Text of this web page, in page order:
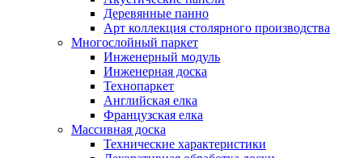
Деревянные панно
Арт коллекция столярного производства
Многослойный паркет
Инженерный модуль
Инженерная доска
Технопаркет
Английская елка
Французская елка
Массивная доска
Технические характеристики